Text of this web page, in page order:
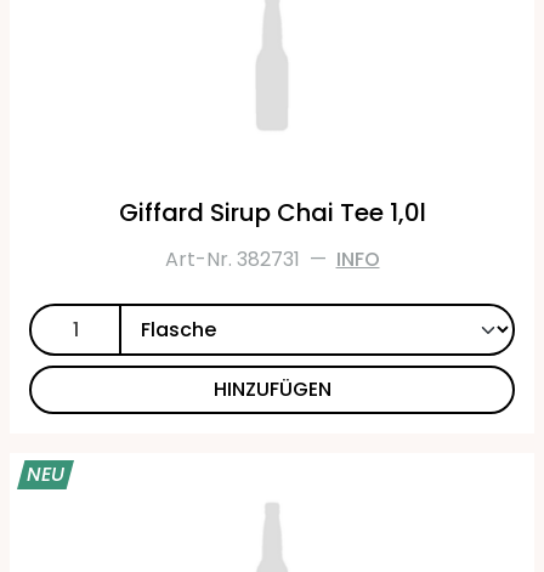
Giffard Sirup Chai Tee 1,0l
Art-Nr. 382731 — INFO
HINZUFÜGEN
NEU